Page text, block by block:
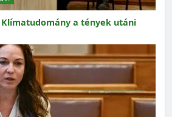
Klímatudomány a tények utáni